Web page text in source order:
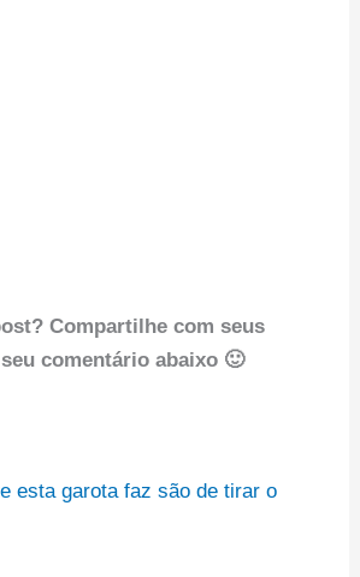
Compartilhe com seus
comentário abaixo 🙂
esta garota faz são de tirar o